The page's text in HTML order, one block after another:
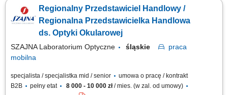
klientów w regionie. Wykonywanie zadań sprzedażowych zgodnie z
przyjętą polityką finansową przedsiębiorstwa. Analiza potencjału regionu i
dopasowywanie działań...
Regionalny Przedstawiciel Handlowy /
Regionalna Przedstawicielka Handlowa
ds. Optyki Okularowej
SZAJNA Laboratorium Optyczne śląskie
praca
mobilna
specjalista / specjalistka mid / senior
umowa o pracę / kontrakt
B2B
pełny etat 8 000 - 10 000 zł/ mies. (w zal. od umowy)